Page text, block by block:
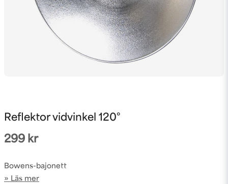
Reflektor vidvinkel 120°
299 kr
Bowens-bajonett
Läs mer